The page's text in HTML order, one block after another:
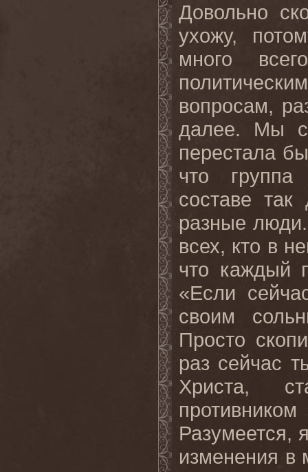
Довольно
ухожу,
много
вопросам,
далее. Мы
перестала
что группа
составе
разные
всех, кто в
что каждый
«Если
своим
Просто
раз сейчас
Христа,
Разумеется,
изменения